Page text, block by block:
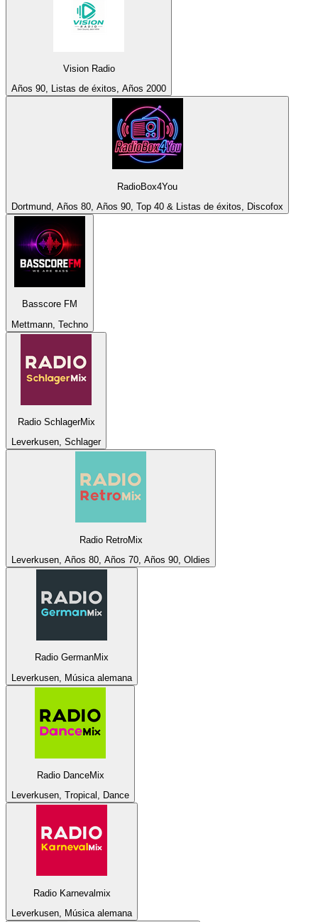
Vision Radio
Años 90, Listas de éxitos, Años 2000
RadioBox4You
Dortmund, Años 80, Años 90, Top 40 & Listas de éxitos, Discofox
Basscore FM
Mettmann, Techno
Radio SchlagerMix
Leverkusen, Schlager
Radio RetroMix
Leverkusen, Años 80, Años 70, Años 90, Oldies
Radio GermanMix
Leverkusen, Música alemana
Radio DanceMix
Leverkusen, Tropical, Dance
Radio Karnevalmix
Leverkusen, Música alemana